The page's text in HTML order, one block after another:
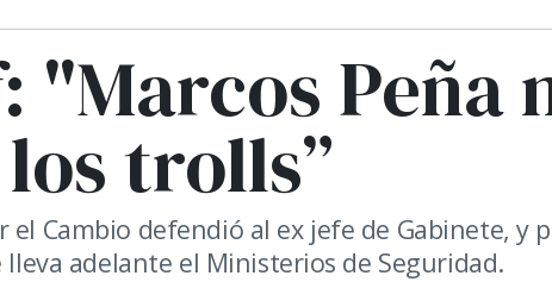
"Marcos Peña
trolls”
Cambio defendió al ex jefe de Gabinete, y
adelante el Ministerios de Seguridad.